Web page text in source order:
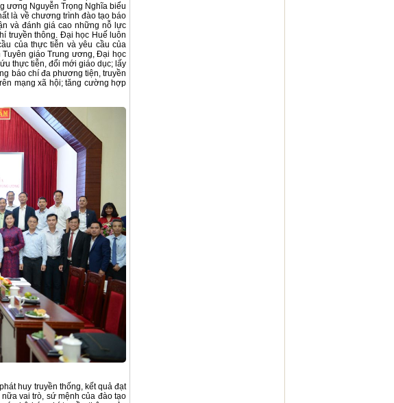
ương Nguyễn Trọng Nghĩa biểu
là về chương trình đào tạo báo
và đánh giá cao những nỗ lực
truyền thông. Đại học Huế luôn
của thực tiễn và yêu cầu của
giáo Trung ương, Đại học
thực tiễn, đổi mới giáo dục; lấy
báo chí đa phương tiện, truyền
mạng xã hội; tăng cường hợp
huy truyền thống, kết quả đạt
vai trò, sứ mệnh của đào tạo